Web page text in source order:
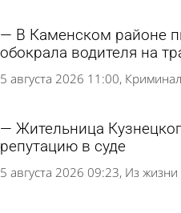
В Каменском районе
обокрала водителя на
5 августа 2026 11:00 Криминал
Жительница
репутацию в суде
5 августа 2026 09:23 Из жизни